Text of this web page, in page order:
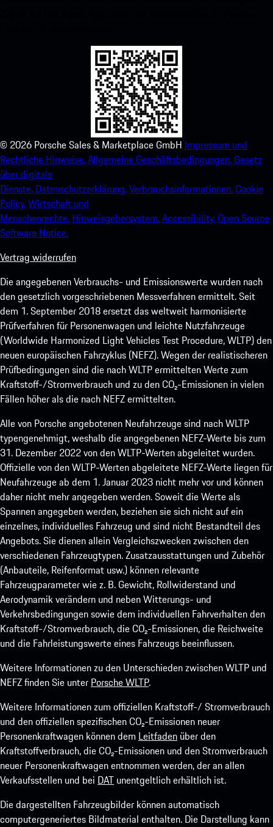
© 2026 Porsche Sales & Marketplace GmbH Impressum und
Rechtliche Hinweise.Allgemeine Geschäftsbedingungen.Gesetz
über digitale
Dienste. Datenschutzerklärung.Verbrauchsinformationen.Cookie
Policy.Wirtschaft und
Menschenrechte. Hinweisgebersystem.Accessibility.Open Source
Software Notice.
Vertrag widerrufen
Die angegebenen Verbrauchs- und Emissionswerte wurden nach
den gesetzlich vorgeschriebenen Messverfahren ermittelt. Seit
dem 1. September 2018 ersetzt das weltweit harmonisierte
Prüfverfahren für Personenwagen und leichte Nutzfahrzeuge
(Worldwide Harmonized Light Vehicles Test Procedure, WLTP) den
neuen europäischen Fahrzyklus (NEFZ). Wegen der realistischeren
Prüfbedingungen sind die nach WLTP ermittelten Werte zum
Kraftstoff-/Stromverbrauch und zu den CO₂-Emissionen in vielen
Fällen höher als die nach NEFZ ermittelten.
Alle von Porsche angebotenen Neufahrzeuge sind nach WLTP
typengenehmigt, weshalb die angegebenen NEFZ-Werte bis zum
31. Dezember 2022 von den WLTP-Werten abgeleitet wurden.
Offizielle von den WLTP-Werten abgeleitete NEFZ-Werte liegen für
Neufahrzeuge ab dem 1. Januar 2023 nicht mehr vor und können
daher nicht mehr angegeben werden. Soweit die Werte als
Spannen angegeben werden, beziehen sie sich nicht auf ein
einzelnes, individuelles Fahrzeug und sind nicht Bestandteil des
Angebots. Sie dienen allein Vergleichszwecken zwischen den
verschiedenen Fahrzeugtypen. Zusatzausstattungen und Zubehör
(Anbauteile, Reifenformat usw.) können relevante
Fahrzeugparameter wie z. B. Gewicht, Rollwiderstand und
Aerodynamik verändern und neben Witterungs- und
Verkehrsbedingungen sowie dem individuellen Fahrverhalten den
Kraftstoff-/Stromverbrauch, die CO₂-Emissionen, die Reichweite
und die Fahrleistungswerte eines Fahrzeugs beeinflussen.
Weitere Informationen zu den Unterschieden zwischen WLTP und
NEFZ finden Sie unter Porsche WLTP.
Weitere Informationen zum offiziellen Kraftstoff-/ Stromverbrauch
und den offiziellen spezifischen CO₂-Emissionen neuer
Personenkraftwagen können dem Leitfaden über den
Kraftstoffverbrauch, die CO₂-Emissionen und den Stromverbrauch
neuer Personenkraftwagen entnommen werden, der an allen
Verkaufsstellen und bei DAT unentgeltlich erhältlich ist.
Die dargestellten Fahrzeugbilder können automatisch
computergeneriertes Bildmaterial enthalten. Die Darstellung kann